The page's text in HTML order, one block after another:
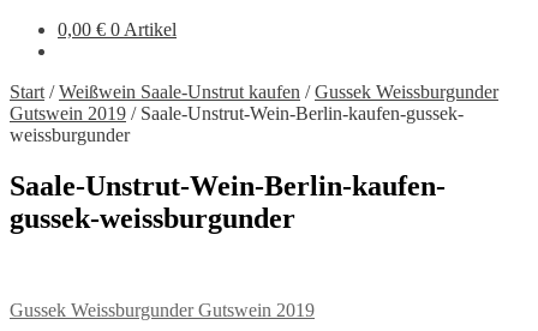
0,00 € 0 Artikel
Start /Weißwein Saale-Unstrut kaufen /Gussek Weissburgunder
Gutswein 2019 / Saale-Unstrut-Wein-Berlin-kaufen-gussek-
weissburgunder
Saale-Unstrut-Wein-Berlin-kaufen-
gussek-weissburgunder
Beitragsnavigation
Vorheriger
Gussek Weissburgunder Gutswein 2019